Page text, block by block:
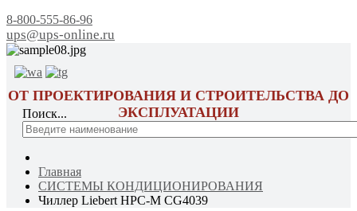
8-800-555-86-96
ups@ups-online.ru
ОТ ПРОЕКТИРОВАНИЯ И СТРОИТЕЛЬСТВА ДО
ЭКСПЛУАТАЦИИ
Поиск...
Главная
СИСТЕМЫ КОНДИЦИОНИРОВАНИЯ
Чиллер Liebert HPC-M CG4039